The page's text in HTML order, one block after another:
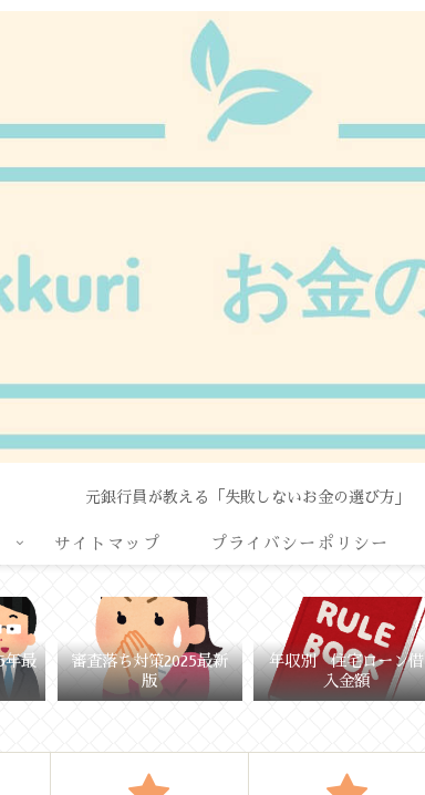
元銀行員が教える「失敗しないお金の選び方」
サイトマップ プライバシーポリシー
年最
審査落ち対策2025最新
版
年収別 住宅ローン借
入金額